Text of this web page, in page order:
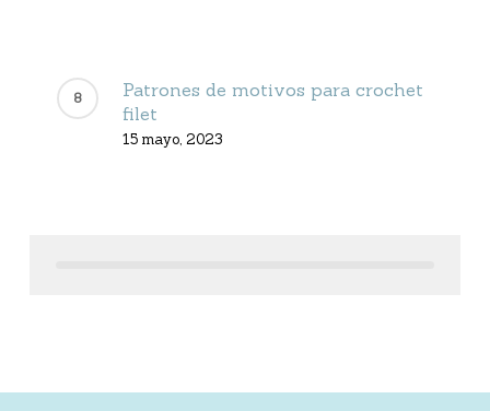
Patrones de motivos para crochet
filet
15 mayo, 2023